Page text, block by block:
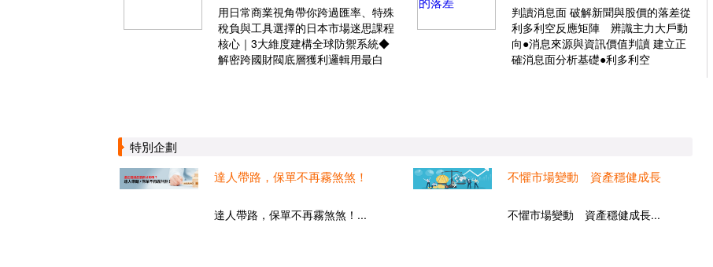
用日常商業視角帶你跨過匯率、特殊
稅負與工具選擇的日本市場迷思課程
核心｜3大維度建構全球防禦系統◆
解密跨國財閥底層獲利邏輯用最白
判讀消息面 破解新聞與股價的落差從
利多利空反應矩陣 辨識主力大戶動
向●消息來源與資訊價值判讀 建立正
確消息面分析基礎●利多利空
特別企劃
達人帶路，保單不再霧煞煞！
達人帶路，保單不再霧煞煞！...
不懼市場變動 資產穩健成長
不懼市場變動 資產穩健成長...